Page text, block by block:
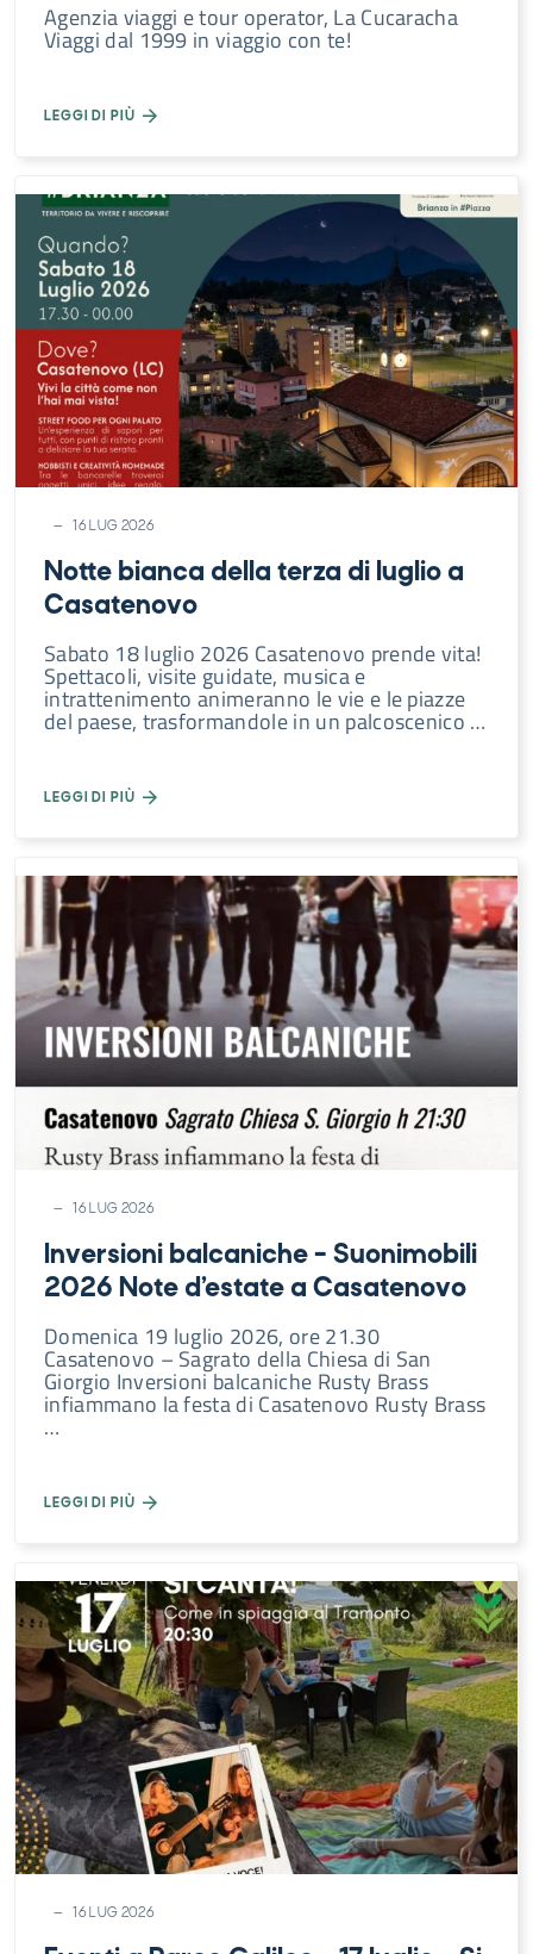
Agenzia viaggi e tour operator, La Cucaracha
Viaggi dal 1999 in viaggio con te!
LEGGI DI PIÙ
16 LUG 2026
Notte bianca della terza di luglio a
Casatenovo
Sabato 18 luglio 2026 Casatenovo prende vita!
Spettacoli, visite guidate, musica e
intrattenimento animeranno le vie e le piazze
del paese, trasformandole in un palcoscenico …
LEGGI DI PIÙ
16 LUG 2026
Inversioni balcaniche – Suonimobili
2026 Note d’estate a Casatenovo
Domenica 19 luglio 2026, ore 21.30
Casatenovo – Sagrato della Chiesa di San
Giorgio Inversioni balcaniche Rusty Brass
infiammano la festa di Casatenovo Rusty Brass
…
LEGGI DI PIÙ
16 LUG 2026